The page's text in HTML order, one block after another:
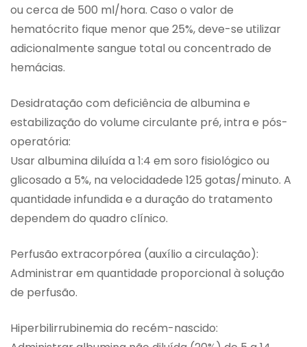
ou cerca de 500 ml/hora. Caso o valor de
hematócrito fique menor que 25%, deve-se utilizar
adicionalmente sangue total ou concentrado de
hemácias.
Desidratação com deficiência de albumina e
estabilização do volume circulante pré, intra e pós-
operatória:
Usar albumina diluída a 1:4 em soro fisiológico ou
glicosado a 5%, na velocidadede 125 gotas/minuto. A
quantidade infundida e a duração do tratamento
dependem do quadro clínico.
Perfusão extracorpórea (auxílio a circulação):
Administrar em quantidade proporcional à solução
de perfusão.
Hiperbilirrubinemia do recém-nascido: